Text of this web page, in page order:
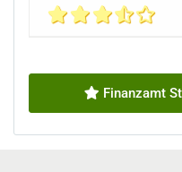
Finanzamt